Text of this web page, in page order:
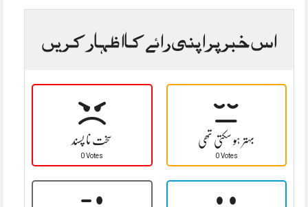
اس خبر پر اپنی رائے کا اظہار کریں
سخت نا پسند
0 Votes
بہتر ہو سکتی تھی
0 Votes